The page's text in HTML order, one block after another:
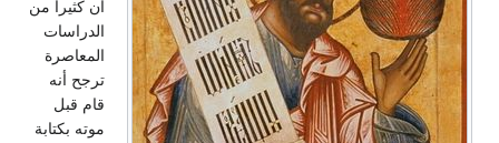
أن كثيراً من
الدراسات
المعاصرة
ترجح أنه
قام قبل
موته بكتابة